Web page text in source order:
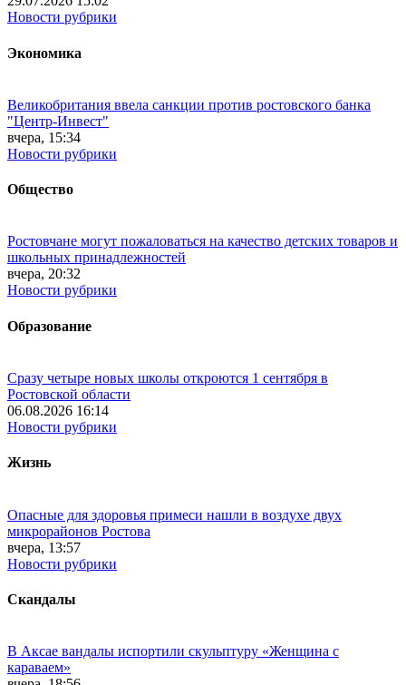
Новости рубрики
Экономика
Великобритания ввела санкции против ростовского банка
"Центр-Инвест"
вчера, 15:34
Новости рубрики
Общество
Ростовчане могут пожаловаться на качество детских товаров и
школьных принадлежностей
вчера, 20:32
Новости рубрики
Образование
Сразу четыре новых школы откроются 1 сентября в
Ростовской области
06.08.2026 16:14
Новости рубрики
Жизнь
Опасные для здоровья примеси нашли в воздухе двух
микрорайонов Ростова
вчера, 13:57
Новости рубрики
Скандалы
В Аксае вандалы испортили скульптуру «Женщина с
караваем»